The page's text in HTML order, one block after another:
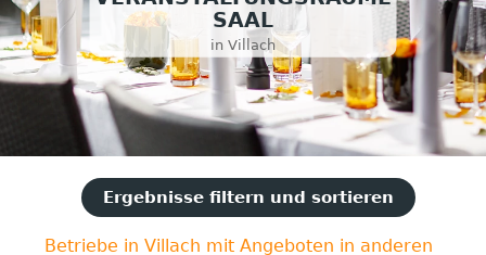
SAAL
in Villach
Ergebnisse filtern und sortieren
Betriebe in Villach mit Angeboten in anderen